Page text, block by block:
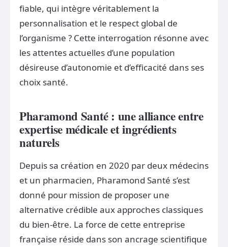
fiable, qui intègre véritablement la
personnalisation et le respect global de
l’organisme ? Cette interrogation résonne avec
les attentes actuelles d’une population
désireuse d’autonomie et d’efficacité dans ses
choix santé.
Pharamond Santé : une alliance entre
expertise médicale et ingrédients
naturels
Depuis sa création en 2020 par deux médecins
et un pharmacien, Pharamond Santé s’est
donné pour mission de proposer une
alternative crédible aux approches classiques
du bien-être. La force de cette entreprise
française réside dans son ancrage scientifique